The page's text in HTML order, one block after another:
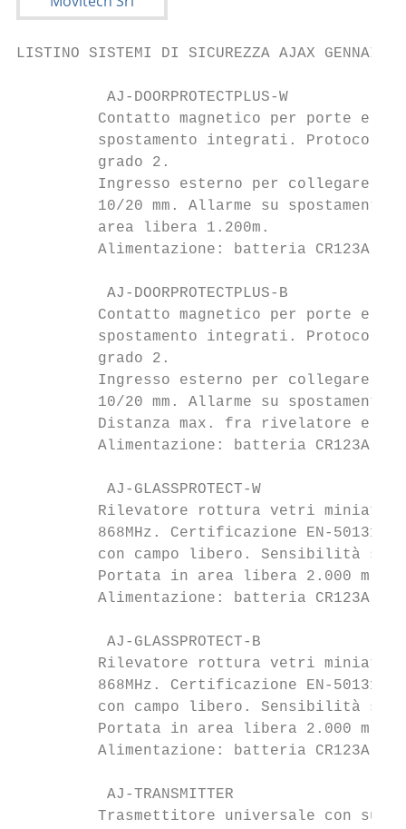
LISTINO SISTEMI DI SICUREZZA AJAX
AJ-DOORPROTECTPLUS-W
Contatto magnetico per porte e
spostamento integrati.
         grado 2.
Ingresso esterno per collegare
10/20 mm. Allarme su spostamento
         area libera 1.200m.
Alimentazione: batteria CR123A
AJ-DOORPROTECTPLUS-B
Contatto magnetico per porte e
spostamento integrati.
         grado 2.
Ingresso esterno per collegare
10/20 mm. Allarme su spostamento
Distanza max. fra rivelatore e
Alimentazione: batteria CR123A
AJ-GLASSPROTECT-W
Rilevatore rottura vetri
868MHz. Certificazione EN-50131
con campo libero. Sensibilità su
Portata in area libera 2.000 m.
Alimentazione: batteria CR123A
AJ-GLASSPROTECT-B
Rilevatore rottura vetri
868MHz. Certificazione EN-50131
con campo libero. Sensibilità su
Portata in area libera 2.000 m.
Alimentazione: batteria CR123A
AJ-TRANSMITTER
Trasmettitore universale con